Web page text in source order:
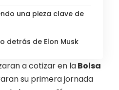
una pieza clave de
detrás de Elon Musk
a cotizar en laBolsa
su primera jornada